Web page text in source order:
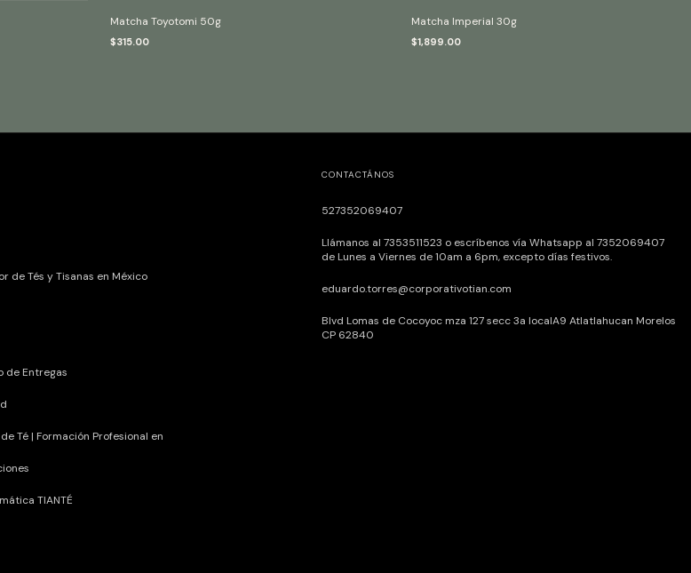
Matcha Toyotomi 50g
$315.00
Matcha Imperial 30g
$1,899.00
de Tés y Tisanas en México
de Entregas
Té | Formación Profesional en
TIANTÉ
CONTACTÁNOS
527352069407
Llámanos al 7353511523 o escríbenos vía Whatsapp al 7352069407
de Lunes a Viernes de 10am a 6pm, excepto días festivos.
eduardo.torres@corporativotian.com
Blvd Lomas de Cocoyoc mza 127 secc 3a localA9 Atlatlahucan Morelos
CP 62840